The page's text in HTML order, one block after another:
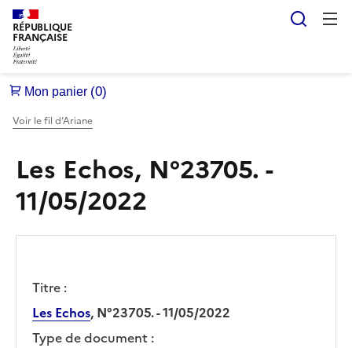
RÉPUBLIQUE
FRANÇAISE
Voir le fil d’Ariane
Les Echos, N°23705. -
11/05/2022
Titre :
Les Echos, N°23705. - 11/05/2022
Type de document :